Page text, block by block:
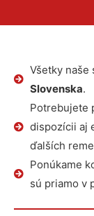
Všetky naše
Slovenska.
Potrebujete
dispozícii aj
ďalších
Ponúkame
sú priamo v